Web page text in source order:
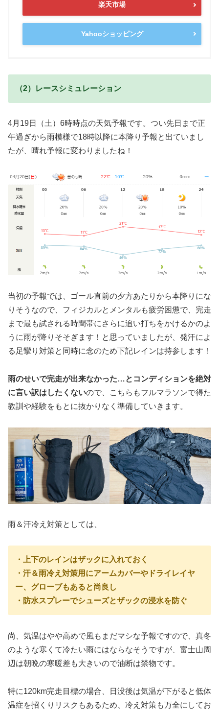
楽天市場
Yahooショッピング
（2）レースシミュレーション
4月19日（土）6時時点の天気予報です。つい先日まで正
午過ぎから雨模様で18時以降に本降り予報と出ていまし
たが、晴れ予報に変わりましたね！
当初の予報では、ゴール直前の夕方あたりから本降りにな
りそうなので、フィジカルとメンタルも疲労困憊で、完走
まで最も試される時間帯にさらに追い打ちをかけるかのよ
うに雨が降りそそぎます！と思っていましたが、発汗によ
る足攣り対策と同時に念のため下記レインは持参します！
雨のせいで完走が出来なかった…とコンディションを絶対
に言い訳はしたくないので、こちらもフルマラソンで得た
教訓や経験をもとに抜かりなく準備していきます。
雨＆汗冷え対策としては、
・上下のレインはザックに入れておく
・汗＆雨冷え対策用にアームカバーやドライレイヤ
ー、グローブもあると尚良し
・防水スプレーでシューズとザックの浸水を防ぐ
尚、気温はやや高めで風もまだマシな予報ですので、真冬
のような寒くて冷たい雨にはならなそうですが、富士山周
辺は朝晩の寒暖差も大きいので油断は禁物です。
特に120km完走目標の場合、日没後は気温が下がると低体
温症を招くりリスクもあるため、冷え対策も万全にしてお